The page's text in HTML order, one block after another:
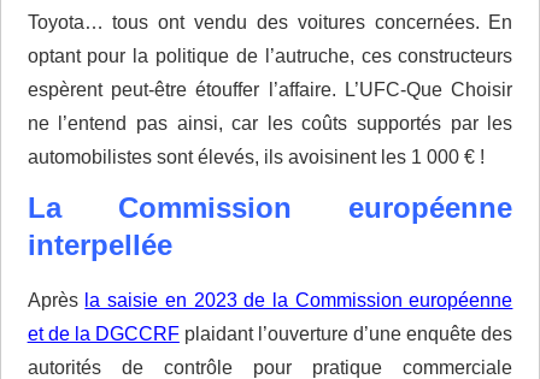
Toyota… tous ont vendu des voitures concernées. En
optant pour la politique de l’autruche, ces constructeurs
espèrent peut-être étouffer l’affaire. L’UFC-Que Choisir
ne l’entend pas ainsi, car les coûts supportés par les
automobilistes sont élevés, ils avoisinent les 1 000 € !
La Commission européenne
interpellée
Après la saisie en 2023 de la Commission européenne
et de la DGCCRFplaidant l’ouverture d’une enquête des
autorités de contrôle pour pratique commerciale